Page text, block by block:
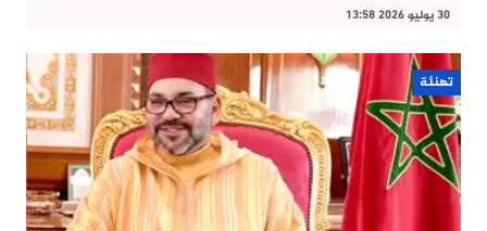
30 يوليو 2026 13:58
تهنئة